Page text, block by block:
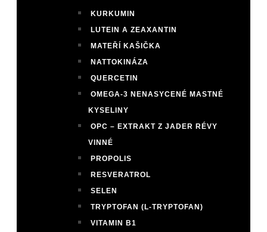
KURKUMIN
LUTEIN A ZEAXANTIN
MATEŘÍ KAŠIČKA
NATTOKINÁZA
QUERCETIN
OMEGA-3 NENASYCENÉ MASTNÉ
KYSELINY
OPC – EXTRAKT Z JADER RÉVY
VINNÉ
PROPOLIS
RESVERATROL
SELEN
TRYPTOFAN (L-TRYPTOFAN)
VITAMIN B1